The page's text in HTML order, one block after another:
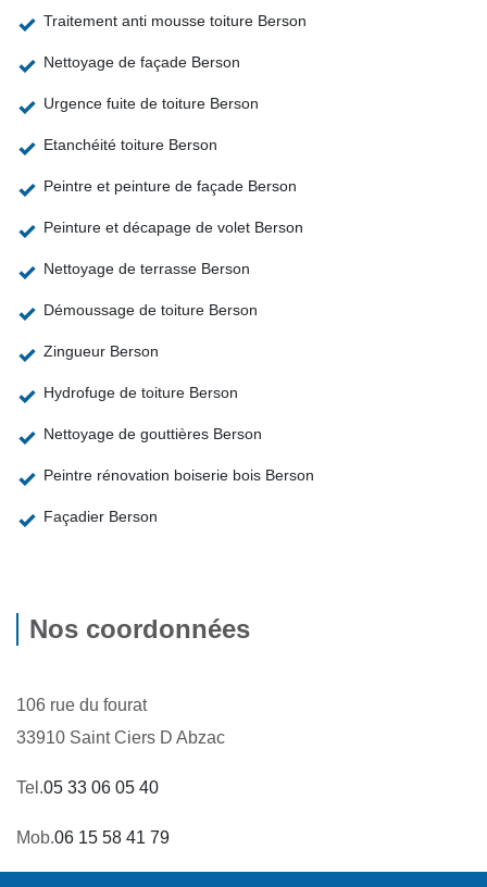
Traitement anti mousse toiture Berson
Nettoyage de façade Berson
Urgence fuite de toiture Berson
Etanchéité toiture Berson
Peintre et peinture de façade Berson
Peinture et décapage de volet Berson
Nettoyage de terrasse Berson
Démoussage de toiture Berson
Zingueur Berson
Hydrofuge de toiture Berson
Nettoyage de gouttières Berson
Peintre rénovation boiserie bois Berson
Façadier Berson
Nos coordonnées
106 rue du fourat
33910 Saint Ciers D Abzac
Tel.05 33 06 05 40
Mob.06 15 58 41 79